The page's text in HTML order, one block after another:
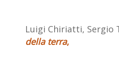
Luigi Chiriatti, Sergio
della terra,